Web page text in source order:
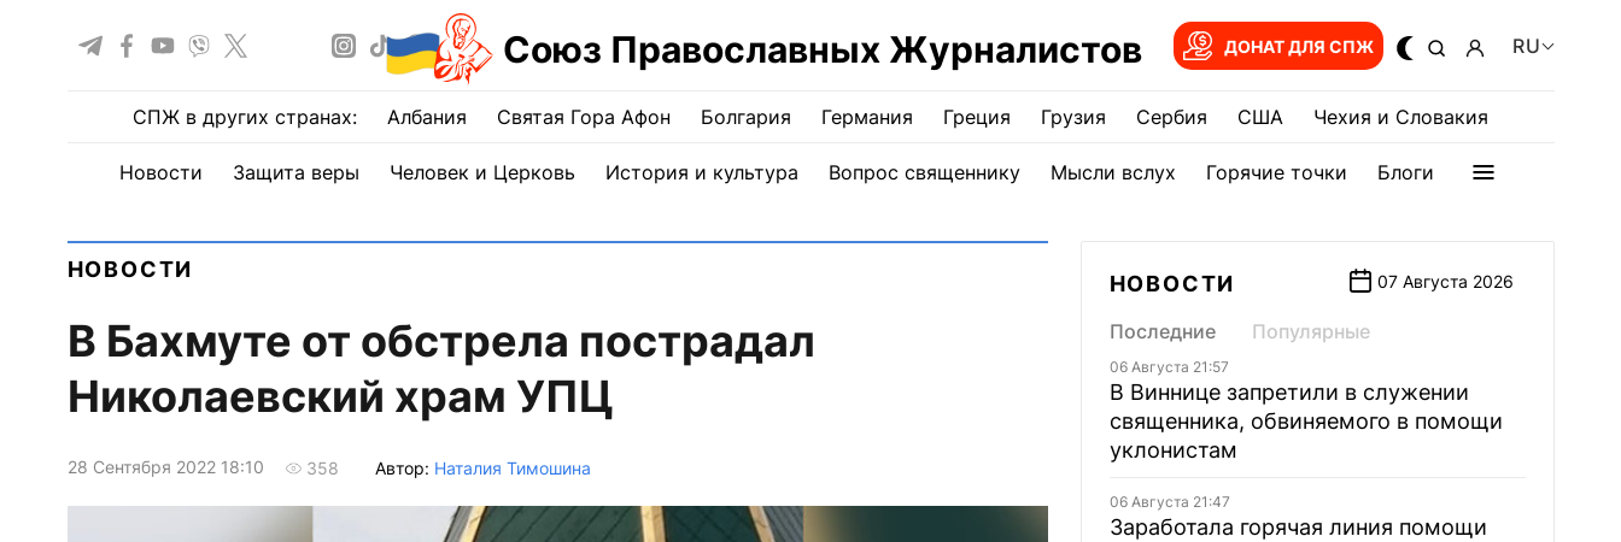
Союз Православных Журналистов ДОНАТ ДЛЯ СПЖ RU
СПЖ в других странах: Албания Святая Гора Афон Болгария Германия Греция Грузия Сербия США Чехия и Словакия
Новости Защита веры Человек и Церковь История и культура Вопрос священнику Мысли вслух Горячие точки Блоги
НОВОСТИ
В Бахмуте от обстрела пострадал
Николаевский храм УПЦ
28 Сентября 2022 18:10 358 Автор: Наталия Тимошина
НОВОСТИ 07 Августа 2026
Последние Популярные
06 Августа 21:57
В Виннице запретили в служении
священника, обвиняемого в помощи
уклонистам
06 Августа 21:47
Заработала горячая линия помощи